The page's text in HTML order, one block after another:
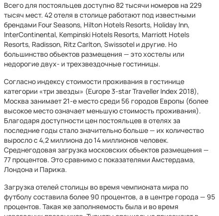
Всего для постояльцев доступно 82 тысячи номеров на 229
тысяч мест. 42 отеля в столице работают под известными
брендами Four Seasons, Hilton Hotels Resorts, Holiday Inn,
InterContinental, Kempinski Hotels Resorts, Marriott Hotels
Resorts, Radisson, Ritz Carlton, Swissotel и другие. Но
большинство объектов размещения — это хостелы или
недорогие двух- и трехзвездочные гостиницы.
Согласно индексу стоимости проживания в гостинице
категории «три звезды» (Europe 3-star Traveller Index 2018),
Москва занимает 21-е место среди 56 городов Европы (более
высокое место означает меньшую стоимость проживания).
Благодаря доступности цен постояльцев в отелях за
последние годы стало значительно больше — их количество
выросло с 4,2 миллиона до 14 миллионов человек.
Среднегодовая загрузка московских объектов размещения —
77 процентов. Это сравнимо с показателями Амстердама,
Лондона и Парижа.
Загрузка отелей столицы во время чемпионата мира по
футболу составила более 90 процентов, а в центре города — 95
процентов. Такая же заполняемость была и во время